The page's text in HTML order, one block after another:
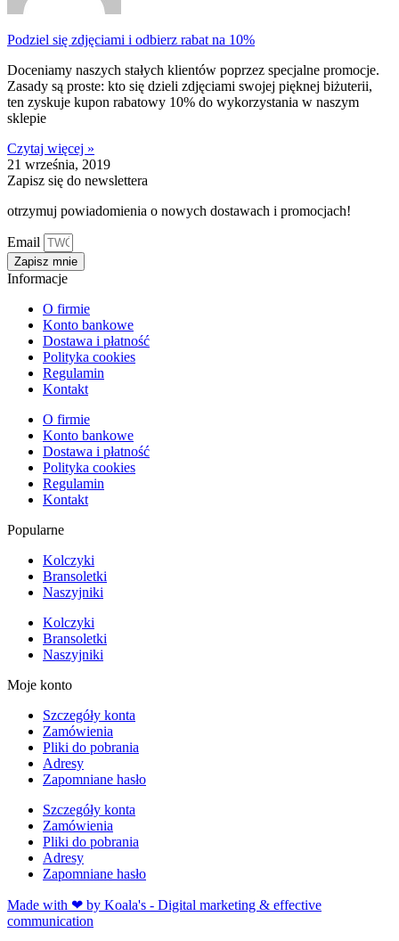
Podziel się zdjęciami i odbierz rabat na 10%
Doceniamy naszych stałych klientów poprzez specjalne promocje.
Zasady są proste: kto się dzieli zdjęciami swojej pięknej biżuterii,
ten zyskuje kupon rabatowy 10% do wykorzystania w naszym
sklepie
Czytaj więcej »
21 września, 2019
Zapisz się do newslettera
otrzymuj powiadomienia o nowych dostawach i promocjach!
Email
Zapisz mnie
Informacje
O firmie
Konto bankowe
Dostawa i płatność
Polityka cookies
Regulamin
Kontakt
O firmie
Konto bankowe
Dostawa i płatność
Polityka cookies
Regulamin
Kontakt
Popularne
Kolczyki
Bransoletki
Naszyjniki
Kolczyki
Bransoletki
Naszyjniki
Moje konto
Szczegóły konta
Zamówienia
Pliki do pobrania
Adresy
Zapomniane hasło
Szczegóły konta
Zamówienia
Pliki do pobrania
Adresy
Zapomniane hasło
Made with ❤ by Koala's - Digital marketing & effective
communication